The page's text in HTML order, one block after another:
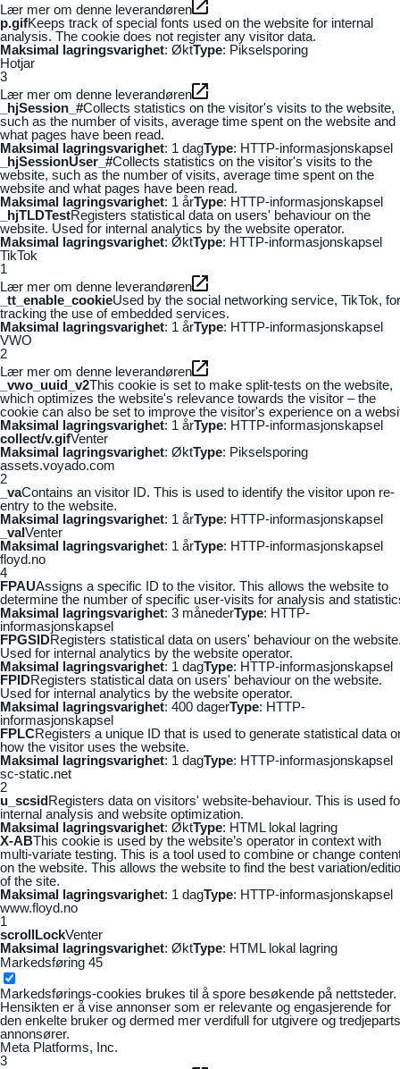
Lær mer om denne leverandøren
p.gifKeeps track of special fonts used on the website for internal
analysis. The cookie does not register any visitor data.
Maksimal lagringsvarighet: ØktType: Pikselsporing
Hotjar
3
Lær mer om denne leverandøren
_hjSession_#Collects statistics on the visitor's visits to the website,
such as the number of visits, average time spent on the website and
what pages have been read.
Maksimal lagringsvarighet: 1 dagType: HTTP-informasjonskapsel
_hjSessionUser_#Collects statistics on the visitor's visits to the
website, such as the number of visits, average time spent on the
website and what pages have been read.
Maksimal lagringsvarighet: 1 årType: HTTP-informasjonskapsel
_hjTLDTestRegisters statistical data on users' behaviour on the
website. Used for internal analytics by the website operator.
Maksimal lagringsvarighet: ØktType: HTTP-informasjonskapsel
TikTok
1
Lær mer om denne leverandøren
_tt_enable_cookieUsed by the social networking service, TikTok, for
tracking the use of embedded services.
Maksimal lagringsvarighet: 1 årType: HTTP-informasjonskapsel
VWO
2
Lær mer om denne leverandøren
_vwo_uuid_v2This cookie is set to make split-tests on the website,
which optimizes the website's relevance towards the visitor – the
cookie can also be set to improve the visitor's experience on a
Maksimal lagringsvarighet: 1 årType: HTTP-informasjonskapsel
collect/v.gifVenter
Maksimal lagringsvarighet: ØktType: Pikselsporing
assets.voyado.com
2
_vaContains an visitor ID. This is used to identify the visitor upon re-
entry to the website.
Maksimal lagringsvarighet: 1 årType: HTTP-informasjonskapsel
_vaIVenter
Maksimal lagringsvarighet: 1 årType: HTTP-informasjonskapsel
floyd.no
4
FPAUAssigns a specific ID to the visitor. This allows the website to
determine the number of specific user-visits for analysis and
Maksimal lagringsvarighet: 3 månederType: HTTP-
informasjonskapsel
FPGSIDRegisters statistical data on users' behaviour on the
Used for internal analytics by the website operator.
Maksimal lagringsvarighet: 1 dagType: HTTP-informasjonskapsel
FPIDRegisters statistical data on users' behaviour on the website.
Used for internal analytics by the website operator.
Maksimal lagringsvarighet: 400 dagerType: HTTP-
informasjonskapsel
FPLCRegisters a unique ID that is used to generate statistical data
how the visitor uses the website.
Maksimal lagringsvarighet: 1 dagType: HTTP-informasjonskapsel
sc-static.net
2
u_scsidRegisters data on visitors' website-behaviour. This is used
internal analysis and website optimization.
Maksimal lagringsvarighet: ØktType: HTML lokal lagring
X-ABThis cookie is used by the website’s operator in context with
multi-variate testing. This is a tool used to combine or change
on the website. This allows the website to find the best variation/
of the site.
Maksimal lagringsvarighet: 1 dagType: HTTP-informasjonskapsel
www.floyd.no
1
scrollLockVenter
Maksimal lagringsvarighet: ØktType: HTML lokal lagring
Markedsføring 45
Markedsførings-cookies brukes til å spore besøkende på nettsteder.
Hensikten er å vise annonser som er relevante og engasjerende for
den enkelte bruker og dermed mer verdifull for utgivere og tredjeparts
annonsører.
Meta Platforms, Inc.
3